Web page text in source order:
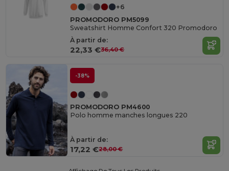
+6
PROMODORO PM5099
Sweatshirt Homme Confort 320 Promodoro
À partir de:
22,33 €36,40 €
-38%
PROMODORO PM4600
Polo homme manches longues 220
À partir de:
17,22 €28,00 €